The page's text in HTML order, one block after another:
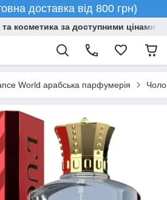
доставка від 800 грн)
косметика за доступними цінами
World арабська парфумерія